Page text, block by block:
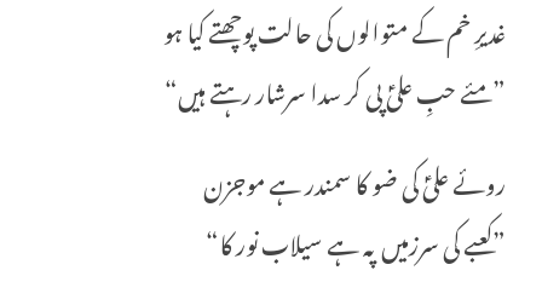
غدیرِ خم کے متوالوں کی حالت پوچھتے کیا ہو
”مئے حبِ علیؑ پی کر سدا سرشار رہتے ہیں“
روئے علیؑ کی ضو کا سمندر ہے موجزن
”کعبے کی سرزمیں پہ ہے سیلاب نور کا“